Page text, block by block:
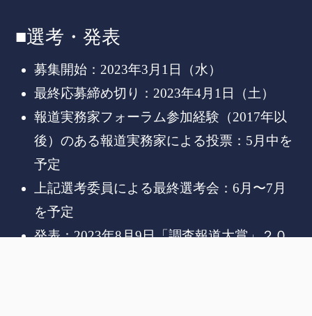
■選考・発表
募集開始：2023年3月1日（水）
最終応募締め切り：2023年4月1日（土）
報道実務家フォーラム参加経験（2017年以
後）のある報道実務家による投票：5月中を
予定
上記選考委員による最終選考会：6月〜7月
を予定
発表：2023年8月9日「調査報道大賞」２０